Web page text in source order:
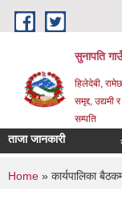
Skip to main content
सुनापति
हिलेदेबी,
समृद्द, उद्यमी
सम्पति
ताजा जानकारी
You are
Home » कार्यपालिका